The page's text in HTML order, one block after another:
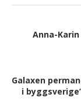
Anna-
Galaxen
i